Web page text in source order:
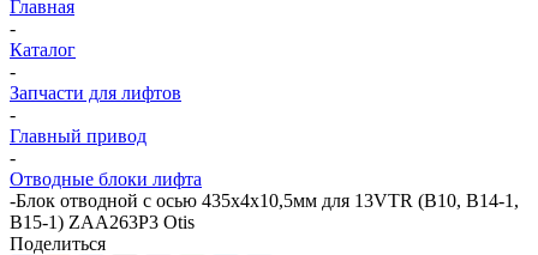
Главная
-
Каталог
-
Запчасти для лифтов
-
Главный привод
-
Отводные блоки лифта
-Блок отводной с осью 435х4х10,5мм для 13VTR (В10, В14-1,
В15-1) ZAA263P3 Otis
Поделиться